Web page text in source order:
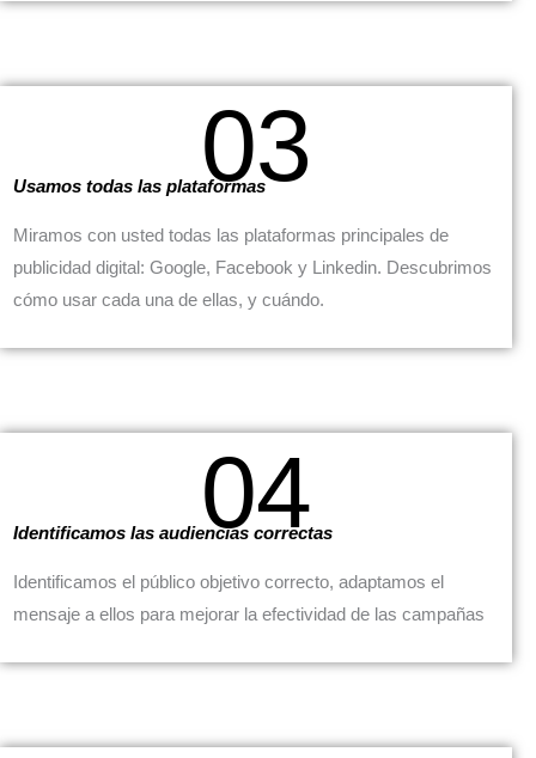
03
Usamos todas las plataformas
Miramos con usted todas las plataformas principales de
publicidad digital: Google, Facebook y Linkedin. Descubrimos
cómo usar cada una de ellas, y cuándo.
04
Identificamos las audiencias correctas
Identificamos el público objetivo correcto, adaptamos el
mensaje a ellos para mejorar la efectividad de las campañas